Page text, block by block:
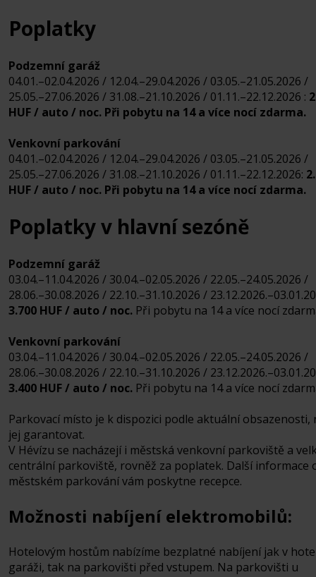
Poplatky
Podzemní garáž
04.01.–02.04.2026 / 12.04.–29.04.2026 / 03.05.–21.05.2026 /
25.05.–27.06.2026 / 31.08.–21.10.2026 / 01.11.–22.12.2026 :
HUF / auto / noc. Při pobytu na 14 a více nocí zdarma.
Venkovní parkování
04.01.–02.04.2026 / 12.04.–29.04.2026 / 03.05.–21.05.2026 /
25.05.–27.06.2026 / 31.08.–21.10.2026 / 01.11.–22.12.2026:
HUF / auto / noc. Při pobytu na 14 a více nocí zdarma.
Poplatky v hlavní sezóně
Podzemní garáž
03.04.–11.04.2026 / 30.04.–02.05.2026 / 22.05.–24.05.2026 /
28.06.–30.08.2026 / 22.10.–31.10.2026 /
3.700 HUF / auto / noc. Při pobytu na 14 a více nocí
Venkovní parkování
03.04.–11.04.2026 / 30.04.–02.05.2026 / 22.05.–24.05.2026 /
28.06.–30.08.2026 / 22.10.–31.10.2026 /
3.400 HUF / auto / noc. Při pobytu na 14 a více nocí
Parkovací místo je k dispozici podle aktuální obsazenosti,
jej garantovat.
V Hévízu se nacházejí i městská venkovní parkoviště a
centrální parkoviště, rovněž za poplatek. Další informace
městském parkování vám poskytne recepce.
Možnosti nabíjení elektromobilů:
Hotelovým hostům nabízíme bezplatné nabíjení jak v
garáži, tak na parkovišti před vstupem. Na parkovišti u